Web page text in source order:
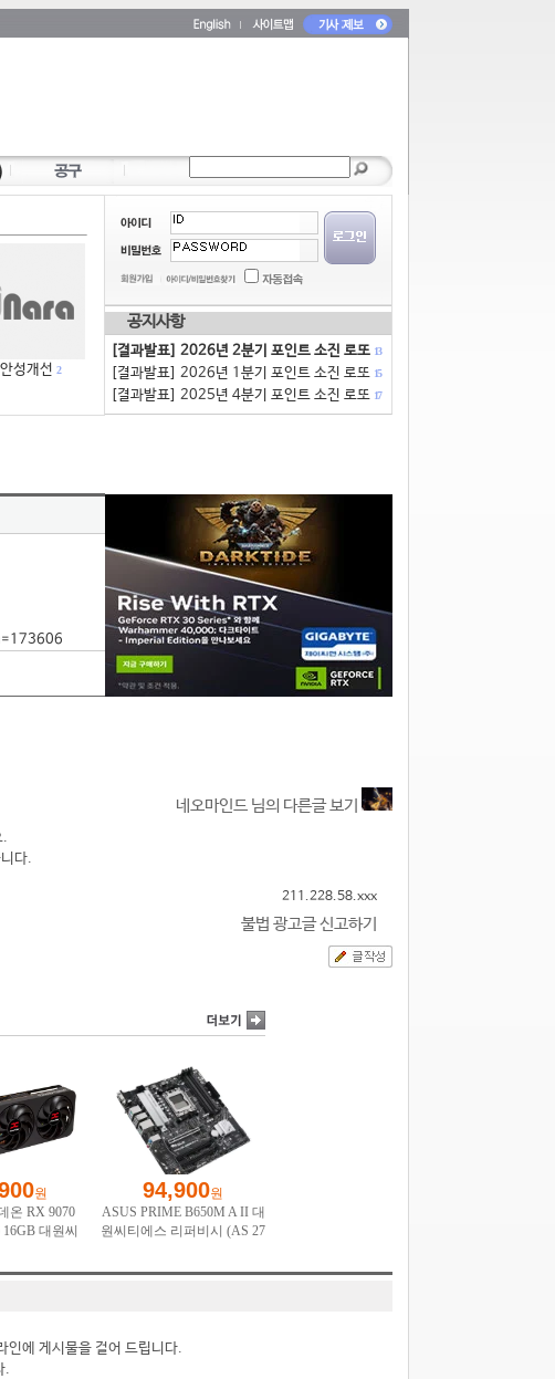
성개선 2
공지사항
[결과발표] 2026년 2분기 포인트 소진 로또 13
[결과발표] 2026년 1분기 포인트 소진 로또 15
[결과발표] 2025년 4분기 포인트 소진 로또 17
네오마인드 님의 다른글 보기
.
다.
211.228.58.xxx
불법 광고글 신고하기
인에 게시물을 걸어 드립니다.
.